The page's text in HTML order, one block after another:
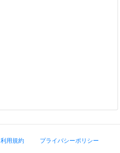
利用規約 プライバシーポリシー